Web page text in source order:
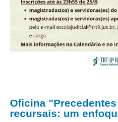
O que é Ouvidoria?
Carta de Serviços à
Ouvidoria no CSJT
Dúvidas Frequentes
Denúncia Assédio Moral
Oficina
recursais: um